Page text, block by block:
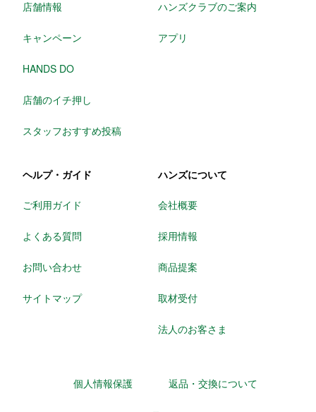
店舗情報
キャンペーン
HANDS DO
店舗のイチ押し
スタッフおすすめ投稿
ハンズクラブのご案内
アプリ
ヘルプ・ガイド
ご利用ガイド
よくある質問
お問い合わせ
サイトマップ
ハンズについて
会社概要
採用情報
商品提案
取材受付
法人のお客さま
個人情報保護 返品・交換について